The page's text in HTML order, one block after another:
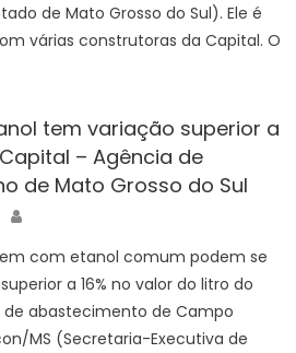
de Mato Grosso do Sul). Ele é
várias construtoras da Capital. O
tem variação superior a
– Agência de
de Mato Grosso do Sul
com etanol comum podem se
a 16% no valor do litro do
abastecimento de Campo
MS (Secretaria-Executiva de